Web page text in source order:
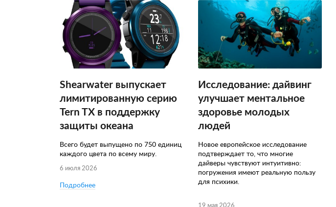
Shearwater выпускает
лимитированную серию
Tern TX в поддержку
защиты океана
Всего будет выпущено по 750 единиц
каждого цвета по всему миру.
6 июля 2026
Подробнее
Исследование: дайвинг
улучшает ментальное
здоровье молодых
людей
Новое европейское исследование
подтверждает то, что многие
дайверы чувствуют интуитивно:
погружения имеют реальную пользу
для психики.